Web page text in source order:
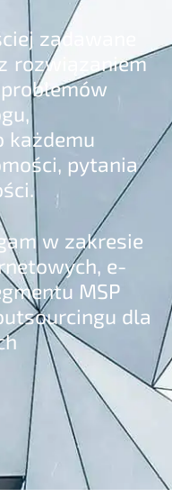
zadawane
rozwiązaniem
każdemu
pytania
w zakresie
e-
MSP
dla